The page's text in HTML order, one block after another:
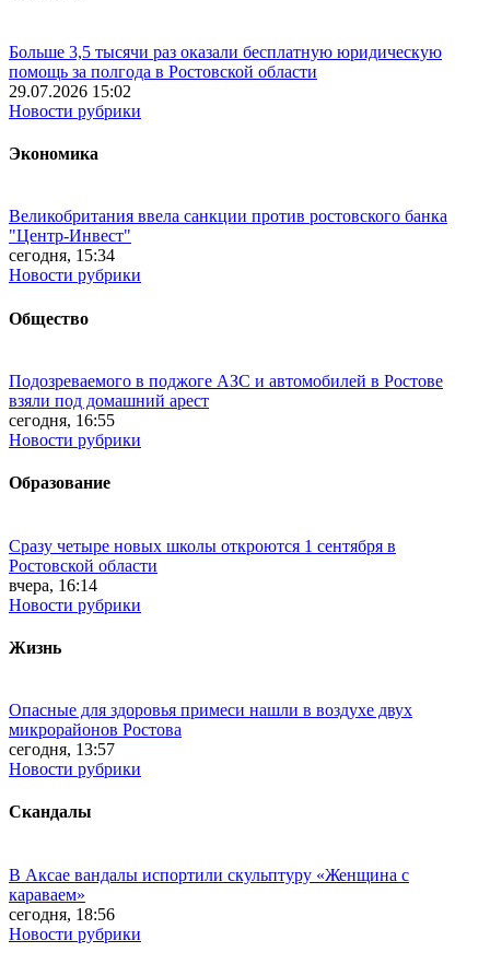
Больше 3,5 тысячи раз оказали бесплатную юридическую
помощь за полгода в Ростовской области
29.07.2026 15:02
Новости рубрики
Экономика
Великобритания ввела санкции против ростовского банка
"Центр-Инвест"
сегодня, 15:34
Новости рубрики
Общество
Подозреваемого в поджоге АЗС и автомобилей в Ростове
взяли под домашний арест
сегодня, 16:55
Новости рубрики
Образование
Сразу четыре новых школы откроются 1 сентября в
Ростовской области
вчера, 16:14
Новости рубрики
Жизнь
Опасные для здоровья примеси нашли в воздухе двух
микрорайонов Ростова
сегодня, 13:57
Новости рубрики
Скандалы
В Аксае вандалы испортили скульптуру «Женщина с
караваем»
сегодня, 18:56
Новости рубрики